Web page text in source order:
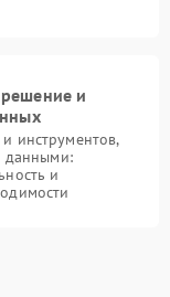
и
инструментов,
данными:
и